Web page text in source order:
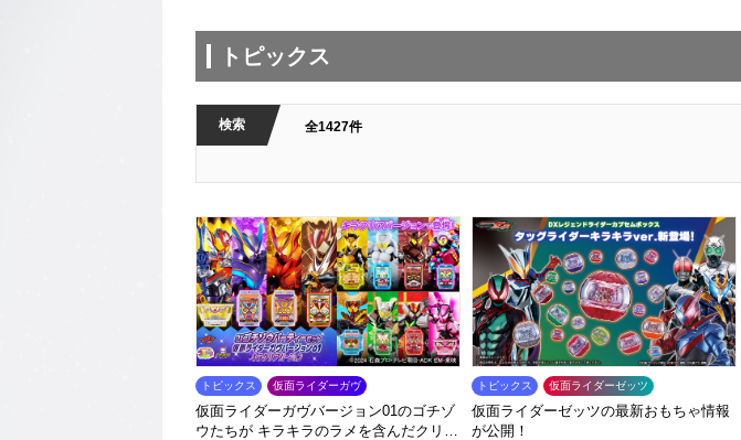
トピックス
検索 全1427件
トピックス 仮面ライダーガヴ
仮面ライダーガヴバージョン01のゴチゾ
ウたちが キラキラのラメを含んだクリア
トピックス 仮面ライダーゼッツ
仮面ライダーゼッツの最新おもちゃ情報
が公開！